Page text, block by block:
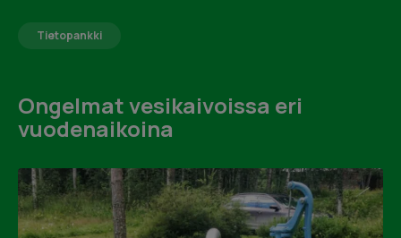
Tietopankki
Ongelmat vesikaivoissa eri
vuodenaikoina